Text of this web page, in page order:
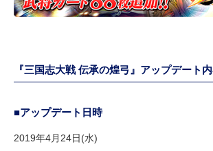
『三国志大戦 伝承の煌弓』アップデート
■アップデート日時
2019年4月24日(水)